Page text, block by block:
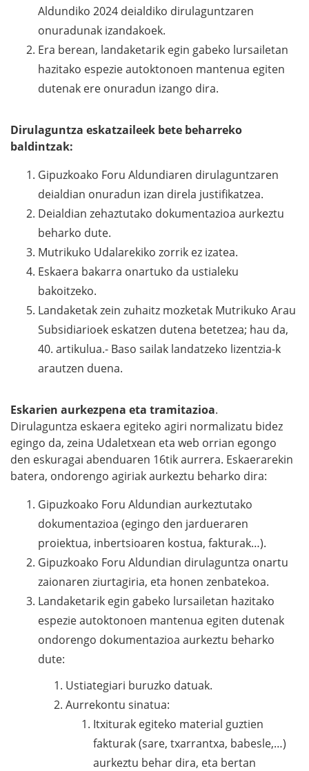
Aldundiko 2024 deialdiko dirulaguntzaren
onuradunak izandakoek.
Era berean, landaketarik egin gabeko lursailetan
hazitako espezie autoktonoen mantenua egiten
dutenak ere onuradun izango dira.
Dirulaguntza eskatzaileek bete beharreko
baldintzak:
Gipuzkoako Foru Aldundiaren dirulaguntzaren
deialdian onuradun izan direla justifikatzea.
Deialdian zehaztutako dokumentazioa aurkeztu
beharko dute.
Mutrikuko Udalarekiko zorrik ez izatea.
Eskaera bakarra onartuko da ustialeku
bakoitzeko.
Landaketak zein zuhaitz mozketak Mutrikuko Arau
Subsidiarioek eskatzen dutena betetzea; hau da,
40. artikulua.- Baso sailak landatzeko lizentzia-k
arautzen duena.
Eskarien aurkezpena eta tramitazioa.
Dirulaguntza eskaera egiteko agiri normalizatu bidez
egingo da, zeina Udaletxean eta web orrian egongo
den eskuragai abenduaren 16tik aurrera. Eskaerarekin
batera, ondorengo agiriak aurkeztu beharko dira:
Gipuzkoako Foru Aldundian aurkeztutako
dokumentazioa (egingo den jardueraren
proiektua, inbertsioaren kostua, fakturak…).
Gipuzkoako Foru Aldundian dirulaguntza onartu
zaionaren ziurtagiria, eta honen zenbatekoa.
Landaketarik egin gabeko lursailetan hazitako
espezie autoktonoen mantenua egiten dutenak
ondorengo dokumentazioa aurkeztu beharko
dute:
Ustiategiari buruzko datuak.
Aurrekontu sinatua:
Itxiturak egiteko material guztien
fakturak (sare, txarrantxa, babesle,…)
aurkeztu behar dira, eta bertan